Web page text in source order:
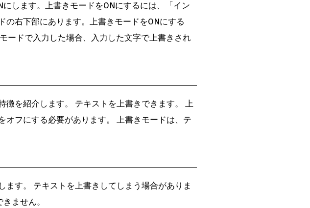
します。上書きモードをONにするには、「イン
右下部にあります。上書きモードをONにする
ードで入力した場合、入力した文字で上書きされ
を紹介します。 テキストを上書きできます。 上
フにする必要があります。 上書きモードは、テ
す。 テキストを上書きしてしまう場合がありま
ません。